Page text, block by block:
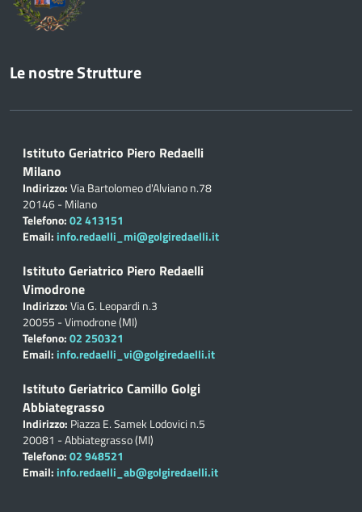
Le nostre Strutture
Istituto Geriatrico Piero Redaelli
Milano
Indirizzo:Via Bartolomeo d'Alviano n.78
20146 - Milano
Telefono:02 413151
Email: info.redaelli_mi@golgiredaelli.it
Istituto Geriatrico Piero Redaelli
Vimodrone
Indirizzo:Via G. Leopardi n.3
20055 - Vimodrone (MI)
Telefono:02 250321
Email: info.redaelli_vi@golgiredaelli.it
Istituto Geriatrico Camillo Golgi
Abbiategrasso
Indirizzo: Piazza E. Samek Lodovici n.5
20081 - Abbiategrasso (MI)
Telefono:02 948521
Email: info.redaelli_ab@golgiredaelli.it